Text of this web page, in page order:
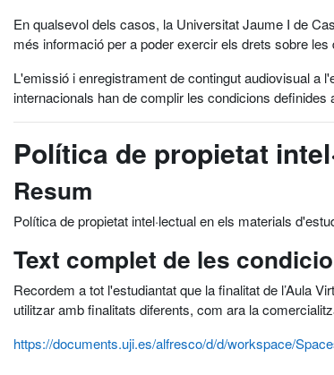
En qualsevol dels casos, la Universitat Jaume I de
més informació per a poder exercir els drets sobre les
L'emissió i enregistrament de contingut audiovisual a
internacionals han de complir les condicions definides
Política de propietat
Resum
Política de propietat intel·lectual en els materials
Text complet de les
Recordem a tot l'estudiantat que la finalitat de l’Aula
utilitzar amb finalitats diferents, com ara la
https://documents.uji.es/alfresco/d/d/workspace/